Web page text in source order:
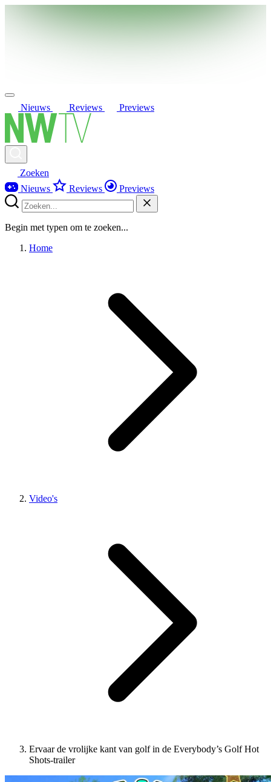
Nieuws Reviews Previews
Zoeken
Nieuws
Reviews Previews
Begin met typen om te zoeken...
Home
Video's
Ervaar de vrolijke kant van golf in de Everybody’s Golf Hot
Shots-trailer